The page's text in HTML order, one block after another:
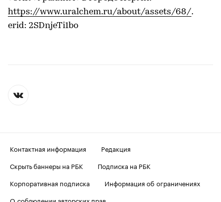
https://www.uralchem.ru/about/assets/68/.
erid: 2SDnjeTi1bo
Контактная информация
Редакция
Скрыть баннеры на РБК
Подписка на РБК
Корпоративная подписка
Информация об ограничениях